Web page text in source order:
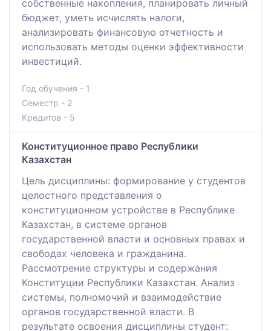
собственные накопления, планировать личный
бюджет, уметь исчислять налоги,
анализировать финансовую отчетность и
использовать методы оценки эффективности
инвестиций.
Год обучения - 1
Семестр - 2
Кредитов - 5
Конституционное право Республики
Казахстан
Цель дисциплины: формирование у студентов
целостного представления о
конституционном устройстве в Республике
Казахстан, в системе органов
государственной власти и основных правах и
свободах человека и гражданина.
Рассмотрение структуры и содержания
Конституции Республики Казахстан. Анализ
системы, полномочий и взаимодействие
органов государственной власти. В
результате освоения дисциплины студент: